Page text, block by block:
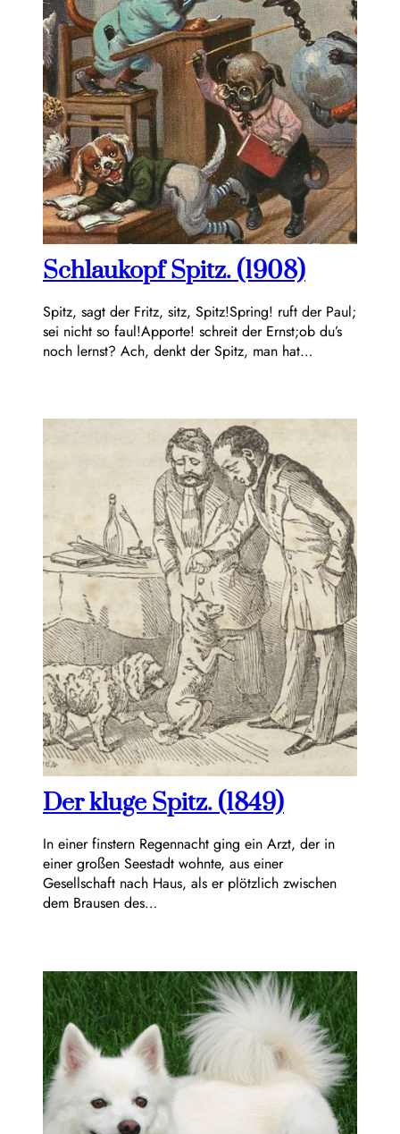
Schlaukopf Spitz. (1908)
Spitz, sagt der Fritz, sitz, Spitz!Spring! ruft der Paul;
sei nicht so faul!Apporte! schreit der Ernst;ob du’s
noch lernst? Ach, denkt der Spitz, man hat…
Der kluge Spitz. (1849)
In einer finstern Regennacht ging ein Arzt, der in
einer großen Seestadt wohnte, aus einer
Gesellschaft nach Haus, als er plötzlich zwischen
dem Brausen des…